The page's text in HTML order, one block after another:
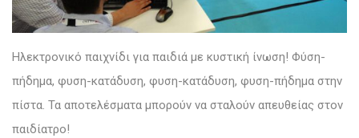
Ηλεκτρονικό παιχνίδι για παιδιά με κυστική ίνωση! Φύση-
πήδημα, φυση-κατάδυση, φυση-κατάδυση, φυση-πήδημα στην
πίστα. Τα αποτελέσματα μπορούν να σταλούν απευθείας στον
παιδίατρο!